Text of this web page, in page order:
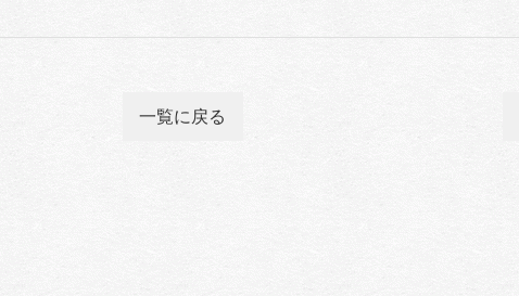
一覧に戻る